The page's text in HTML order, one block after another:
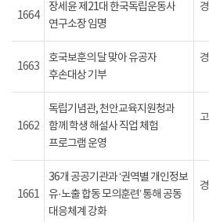
1664
장세윤 제21대 한국독립운동사
연구소장 임명
1663
호국보훈의 달 맞아 유공자
후손대상 기부
1662
독립기념관, 천안교육지원청과
함께 학생 해설사 직업 체험
프로그램 운영
1661
36개 공공기관과 ‘권역별 개인정보
유·노출 합동 모의훈련’ 통해 공동
대응체계 강화